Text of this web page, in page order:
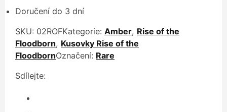
Doručení do 3 dní
SKU: 02ROFKategorie: Amber, Rise of the
Floodborn, Kusovky Rise of the
FloodbornOznačení: Rare
Sdílejte: